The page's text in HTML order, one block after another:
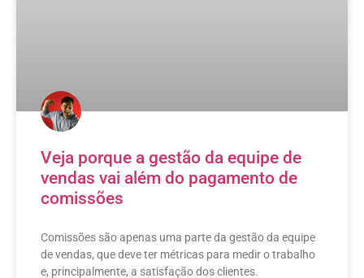
Veja porque a gestão da equipe de
vendas vai além do pagamento de
comissões
Comissões são apenas uma parte da gestão da equipe
de vendas, que deve ter métricas para medir o trabalho
e, principalmente, a satisfação dos clientes.